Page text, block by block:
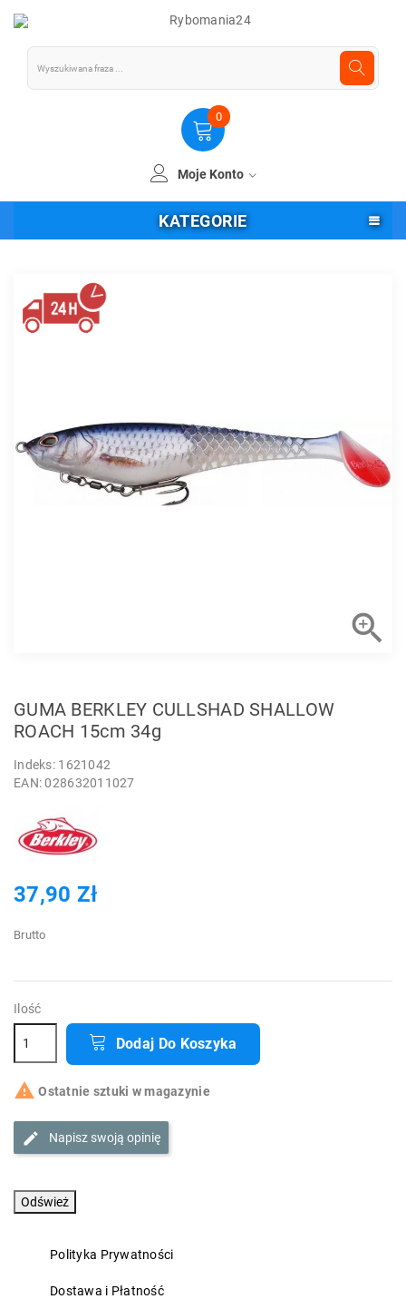
0
Moje Konto
KATEGORIE

GUMA BERKLEY CULLSHAD SHALLOW
ROACH 15cm 34g
Indeks: 1621042
EAN: 028632011027
37,90 Zł
Brutto
Ilość
Dodaj Do Koszyka
 Ostatnie sztuki w magazynie
Napisz swoją opinię
Polityka Prywatności
Dostawa i Płatność